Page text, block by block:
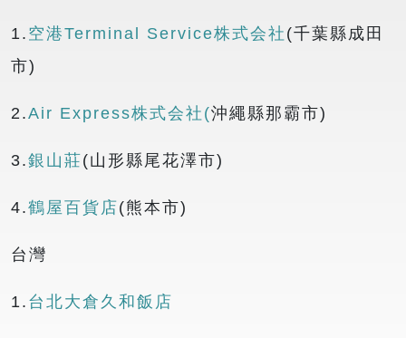
1. 空港Terminal Service株式会社 (千葉縣成田
市)
2.Air Express株式会社(沖繩縣那霸市)
3.銀山莊(山形縣尾花澤市)
4.鶴屋百貨店(熊本市)
台灣
1. 台北大倉久和飯店